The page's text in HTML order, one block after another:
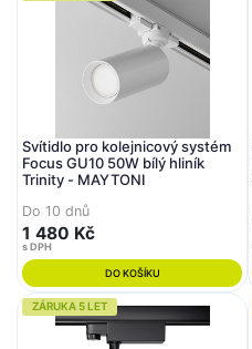
Svítidlo pro kolejnicový systém
Focus GU10 50W bílý hliník
Trinity - MAYTONI
Do 10 dnů
1 480 Kč
s DPH
DO KOŠÍKU
ZÁRUKA 5 LET